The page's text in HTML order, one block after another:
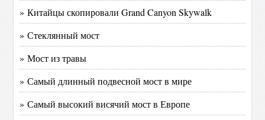
» Китайцы скопировали Grand Canyon Skywalk
» Стеклянный мост
» Мост из травы
» Самый длинный подвесной мост в мире
» Самый высокий висячий мост в Европе